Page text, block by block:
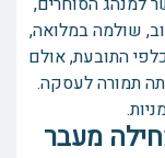
שולמה במלואה,
התובעת, אולם
תמורה לעסקה.
מעבר